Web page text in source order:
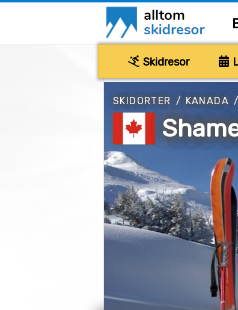
Skidresor
SKIDORTER / KANADA